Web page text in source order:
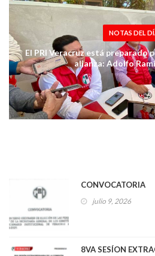
NOTAS DEL
El PRI Veracruz está preparado
alianza: Adolfo
CONVOCATORIA
julio 9, 2026
8VA SESÍON